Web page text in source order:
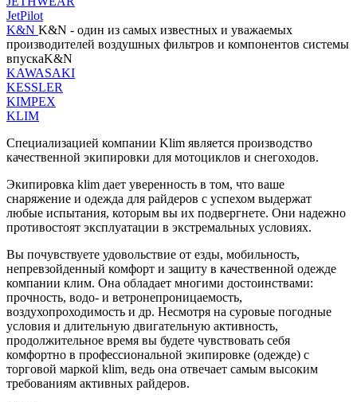
JetPilot
K&N K&N - один из самых известных и уважаемых
производителей воздушных фильтров и компонентов системы
впускаK&N
KAWASAKI
KESSLER
KIMPEX
KLIM
Специализацией компании Klim является производство
качественной экипировки для мотоциклов и снегоходов.
Экипировка klim дает уверенность в том, что ваше
снаряжение и одежда для райдеров с успехом выдержат
любые испытания, которым вы их подвергнете. Они надежно
противостоят эксплуатации в экстремальных условиях.
Вы почувствуете удовольствие от езды, мобильность,
непревзойденный комфорт и защиту в качественной одежде
компании клим. Она обладает многими достоинствами:
прочность, водо- и ветронепроницаемость,
воздухопроходимость и др. Несмотря на суровые погодные
условия и длительную двигательную активность,
продолжительное время вы будете чувствовать себя
комфортно в профессиональной экипировке (одежде) с
торговой маркой klim, ведь она отвечает самым высоким
требованиям активных райдеров.